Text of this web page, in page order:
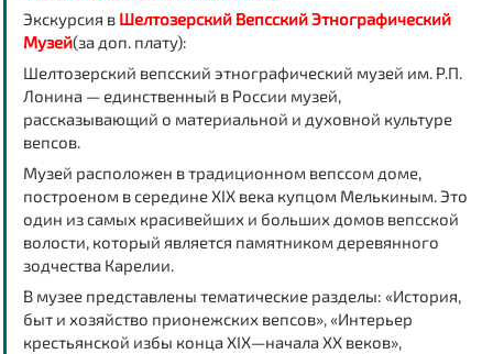
Экскурсия в Шелтозерский Вепсский Этнографический
Музей(за доп. плату):
Шелтозерский вепсский этнографический музей им. Р.П.
Лонина — единственный в России музей,
рассказывающий о материальной и духовной культуре
вепсов.
Музей расположен в традиционном вепссом доме,
построеном в середине XIX века купцом Мелькиным. Это
один из самых красивейших и больших домов вепсской
волости, который является памятником деревянного
зодчества Карелии.
В музее представлены тематические разделы: «История,
быт и хозяйство прионежских вепсов», «Интерьер
крестьянской избы конца XIX—начала XX веков»,